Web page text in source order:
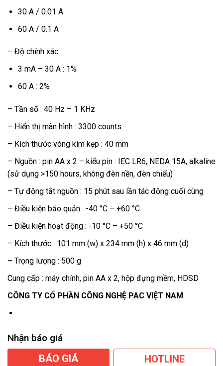
30 A / 0.01 A
60 A / 0.1 A
– Độ chính xác:
3 mA – 30 A : 1%
60 A : 2%
– Tần số : 40 Hz – 1 KHz
– Hiển thị màn hình : 3300 counts
– Kích thước vòng kìm kẹp : 40 mm
– Nguồn : pin AA x 2 – kiểu pin : IEC LR6, NEDA 15A, alkaline
(sử dụng >150 hours, không đèn nền, đèn chiếu)
– Tự động tắt nguồn : 15 phút sau lần tác động cuối cùng
– Điều kiện bảo quản : -40 °C – +60 °C
– Điều kiện hoạt động : -10 °C – +50 °C
– Kích thước : 101 mm (w) x 234 mm (h) x 46 mm (d)
– Trọng lượng : 500 g
Cung cấp : máy chính, pin AA x 2, hộp đựng mềm, HDSD
CÔNG TY CỔ PHẦN CÔNG NGHỆ PAC VIỆT NAM
Nhận báo giá
BÁO GIÁ HOTLINE